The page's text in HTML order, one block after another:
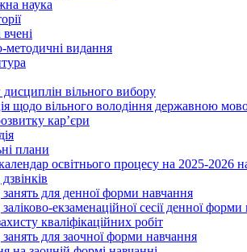
наука
методичні видання
дисциплін вільного вибору
щодо вільного володіння державною
кар’єри
плани
освітнього процесу на 2025-2026
занять для денної форми навчання
екзаменаційної сесії денної
кваліфікаційних робіт
занять для заочної форми навчання